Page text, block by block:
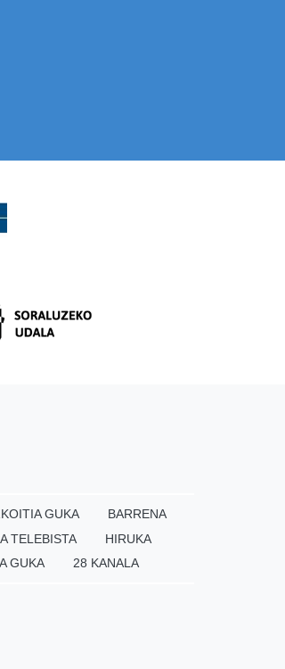
GUKA
BARRENA
TELEBISTA
HIRUKA
GUKA 28 KANALA